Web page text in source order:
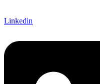
Linkedin